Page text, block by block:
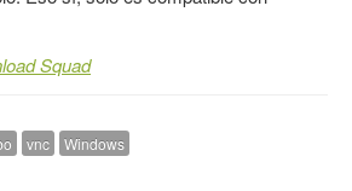
Squad
vnc Windows